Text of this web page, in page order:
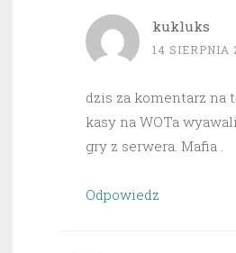
kukluks
14 SIERPNIA
dzis za komentarz na
kasy na WOTa
gry z serwera. Mafia .
Odpowiedz